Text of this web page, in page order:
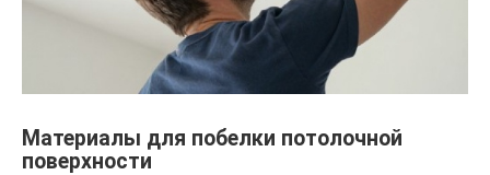
Материалы для побелки потолочной
поверхности